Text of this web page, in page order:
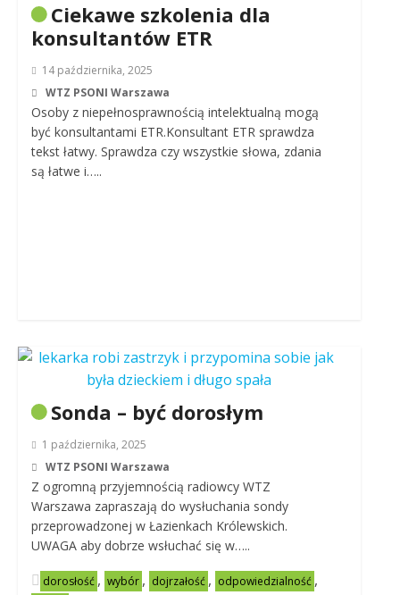
Ciekawe szkolenia dla
konsultantów ETR
14 października, 2025
WTZ PSONI Warszawa
Osoby z niepełnosprawnością intelektualną mogą
być konsultantami ETR.Konsultant ETR sprawdza
tekst łatwy. Sprawdza czy wszystkie słowa, zdania
są łatwe i…..
Sonda – być dorosłym
1 października, 2025
WTZ PSONI Warszawa
Z ogromną przyjemnością radiowcy WTZ
Warszawa zapraszają do wysłuchania sondy
przeprowadzonej w Łazienkach Królewskich.
UWAGA aby dobrze wsłuchać się w…..
dorosłość , wybór , dojrzałość , odpowiedzialność ,